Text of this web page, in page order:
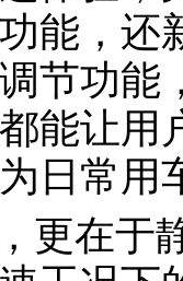
能，
节功能
能让用
日常用
更在于